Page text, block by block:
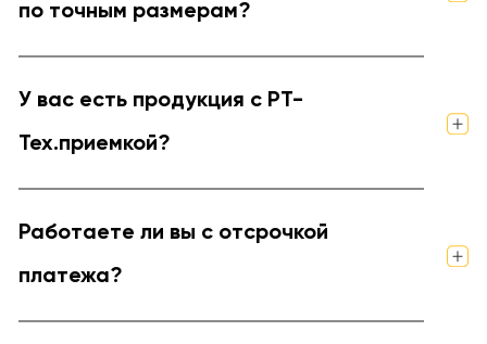
по точным размерам?
У вас есть продукция с РТ-
Тех.приемкой?
Работаете ли вы с отсрочкой
платежа?